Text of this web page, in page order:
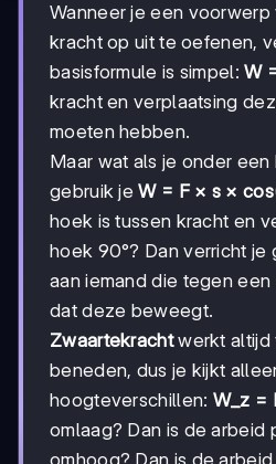
Wanneer je een
kracht op uit te oefenen,
basisformule is simpel:W
kracht en verplaatsing
moeten hebben.
Maar wat als je onder
gebruik jeW = F × s ×
hoek is tussen kracht en
hoek 90°? Dan verricht
aan iemand die tegen
dat deze beweegt.
Zwaartekrachtwerkt altijd
beneden, dus je kijkt
hoogteverschillen: W_z =
omlaag? Dan is de arbeid